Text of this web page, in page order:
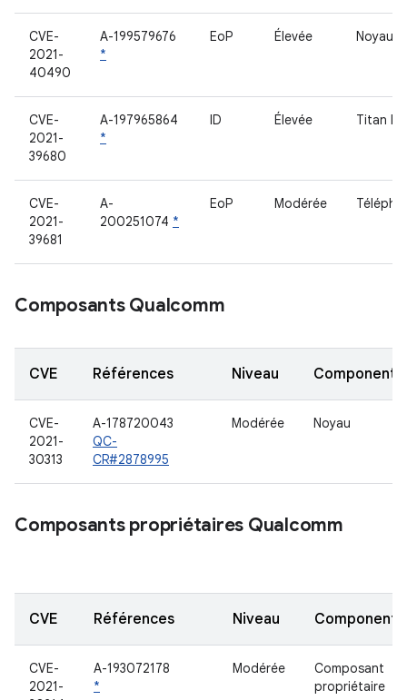
CVE-
2021-
40490
A-199579676
*
EoP Élevée Noyau
CVE-
2021-
39680
A-197965864
*
ID Élevée Titan M2
CVE-
2021-
39681
A-
200251074 *
EoP Modérée
Composants Qualcomm
CVE Références Niveau Component
CVE-
2021-
30313
A-178720043
QC-
CR#2878995
Modérée Noyau
Composants propriétaires Qualcomm
CVE Références Niveau Component
CVE-
2021-
A-193072178
*
Modérée
Composant
propriétaire